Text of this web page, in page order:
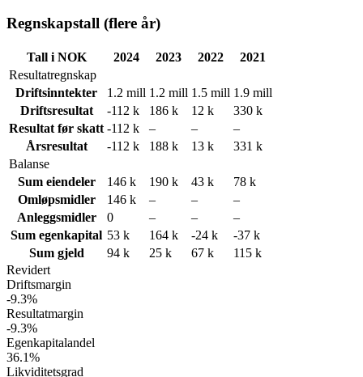
Regnskapstall (flere år)
Tall i NOK 2024 2023 2022
2021
Resultatregnskap
Driftsinntekter
1.2 mill 1.2 mill 1.5 mill 1.9 mill
Driftsresultat
-112 k 186 k 12 k
330 k
Resultat før skatt -112 k – –
–
Årsresultat
-112 k 188 k 13 k
331 k
Balanse
Sum eiendeler
146 k 190 k 43 k
78 k
Omløpsmidler
146 k – –
–
Anleggsmidler
0 – –
–
Sum egenkapital 53 k 164 k -24 k
-37 k
Sum gjeld
94 k 25 k 67 k
115 k
Revidert
Driftsmargin
-9.3%
Resultatmargin
-9.3%
Egenkapitalandel
36.1%
Likviditetsgrad